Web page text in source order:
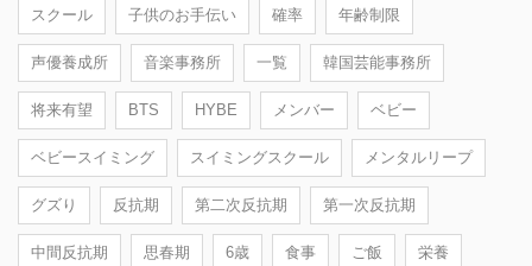
スクール 子供のお手伝い 確率 年齢制限
声優養成所 音楽事務所 一覧 韓国芸能事務所
将来有望 BTS HYBE メンバー ベビー
ベビースイミング スイミングスクール メンタルリープ
グズり 反抗期 第二次反抗期 第一次反抗期
中間反抗期 思春期 6歳 食事 ご飯 栄養